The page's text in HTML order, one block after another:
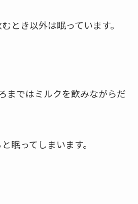
とき以外は眠っています。
まではミルクを飲みながらだ
眠ってしまいます。